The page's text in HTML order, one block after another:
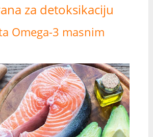
za detoksikaciju
Omega-3 masnim